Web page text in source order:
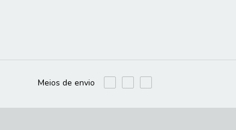
Meios de envio